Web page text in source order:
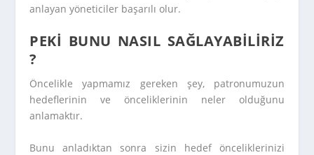
anlayan yöneticiler başarılı olur.
PEKI BUNU NASIL SAĞLAYABILIRIZ
?
Öncelikle yapmamız gereken şey, patronumuzun
hedeflerinin ve önceliklerinin neler olduğunu
anlamaktır.
Bunu anladıktan sonra sizin hedef önceliklerinizi